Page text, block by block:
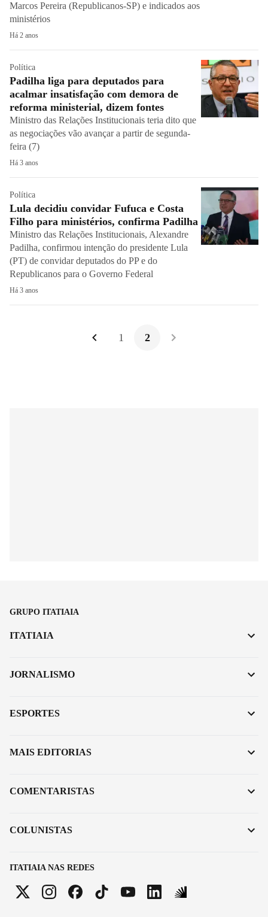
Marcos Pereira (Republicanos-SP) e indicados aos
ministérios
Há 2 anos
Política
Padilha liga para deputados para
acalmar insatisfação com demora de
reforma ministerial, dizem fontes
Ministro das Relações Institucionais teria dito que
as negociações vão avançar a partir de segunda-
feira (7)
Há 3 anos
Política
Lula decidiu convidar Fufuca e Costa
Filho para ministérios, confirma Padilha
Ministro das Relações Institucionais, Alexandre
Padilha, confirmou intenção do presidente Lula
(PT) de convidar deputados do PP e do
Republicanos para o Governo Federal
Há 3 anos
1 2
GRUPO ITATIAIA
ITATIAIA NAS REDES
ITATIAIA
JORNALISMO
ESPORTES
MAIS EDITORIAS
COMENTARISTAS
COLUNISTAS